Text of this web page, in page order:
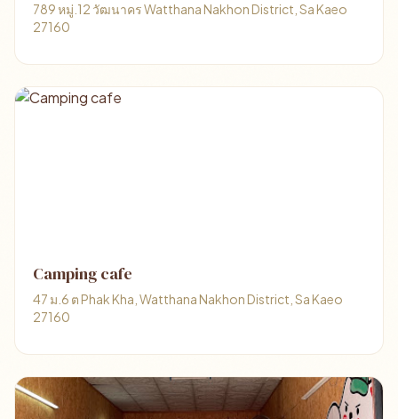
789 หมู่.12 วัฒนาคร Watthana Nakhon District, Sa Kaeo
27160
Camping cafe
47 ม.6 ต Phak Kha, Watthana Nakhon District, Sa Kaeo
27160